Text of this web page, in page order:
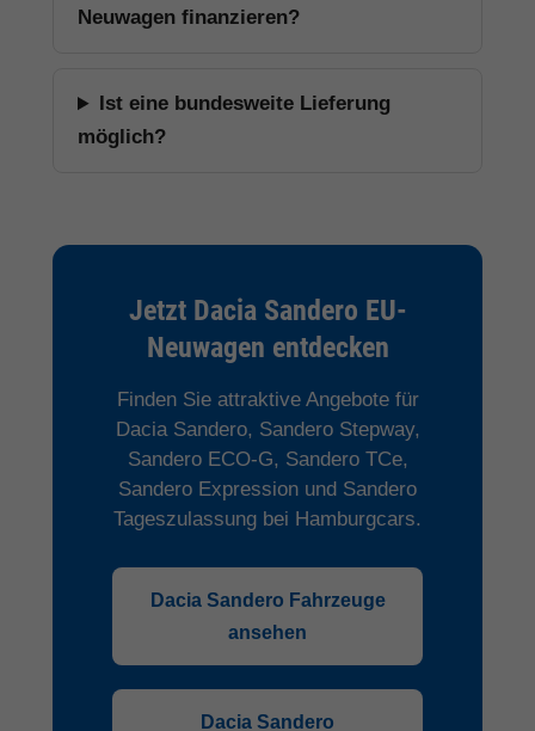
Neuwagen finanzieren?
Ist eine bundesweite Lieferung
möglich?
Jetzt Dacia Sandero EU-
Neuwagen entdecken
Finden Sie attraktive Angebote für
Dacia Sandero, Sandero Stepway,
Sandero ECO-G, Sandero TCe,
Sandero Expression und Sandero
Tageszulassung bei Hamburgcars.
Dacia Sandero Fahrzeuge
ansehen
Dacia Sandero